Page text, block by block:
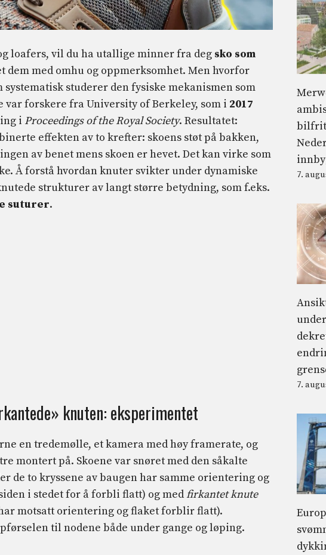
loafers, vil du ha utallige minner fra deg sko som
dem med omhu og oppmerksomhet. Men hvorfor
systematisk studerer den fysiske mekanismen som
var forskere fra University of Berkeley, som i 2017
i Proceedings of the Royal Society. Resultatet:
effekten av to krefter: skoens støt på bakken,
av benet mens skoen er hevet. Det kan virke som
Å forstå hvordan knuter svikter under dynamiske
strukturer av langt større betydning, som f.eks.
suturer.
knuten: eksperimentet
en tredemølle, et kamera med høy framerate, og
montert på. Skoene var snøret med den såkalte
de to kryssene av baugen har samme orientering og
i stedet for å forbli flatt) og medfirkantet knute
motsatt orientering og flaket forblir flatt).
til nodene både under gange og løping.
7.
7.